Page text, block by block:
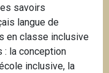
savoirs
langue de
en classe inclusive
: la conception
inclusive, la